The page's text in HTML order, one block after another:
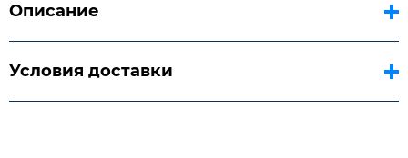
Описание
Условия доставки